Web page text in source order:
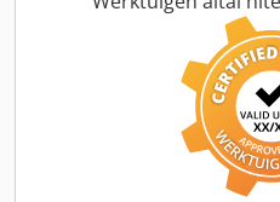
hengerűrtartalom: 2999 cm³ –
kW – jobbkormányos –
ablakemelők – kártyás
utasok száma a fülkében: 3 –
Francesco, 3356514297